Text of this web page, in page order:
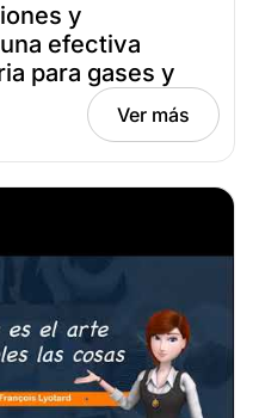
y
efectiva
para gases y
3, 2024Ver más